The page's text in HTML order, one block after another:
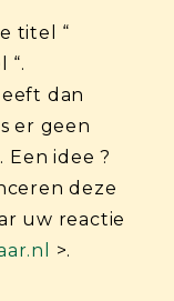
titel “
“.
dan
er geen
idee ?
deze
uw reactie
>.